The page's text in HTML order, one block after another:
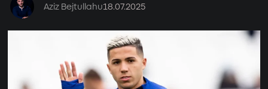
Aziz Bejtullahu18.07.2025